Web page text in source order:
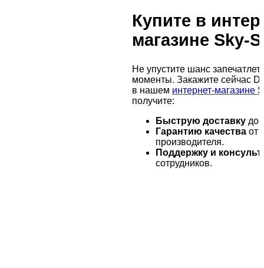
Купите в
магазине Sky-
Не упустите шанс
моменты. Закажите сейчас
в нашем интернет-магазине
получите:
Быструю доставку до
Гарантию качества от
производителя.
Поддержку и
сотрудников.